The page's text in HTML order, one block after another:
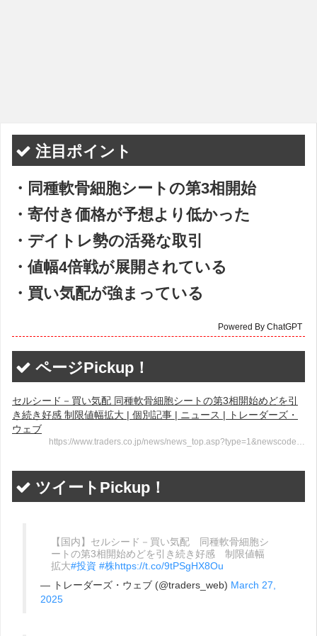
注目ポイント
・同種軟骨細胞シートの第3相開始
・寄付き価格が予想より低かった
・デイトレ勢の活発な取引
・値幅4倍戦が展開されている
・買い気配が強まっている
Powered By ChatGPT
ページPickup！
セルシード－買い気配 同種軟骨細胞シートの第3相開始めどを引
き続き好感 制限値幅拡大 | 個別記事 | ニュース | トレーダーズ・
ウェブ
https://www.traders.co.jp/news/news_top.asp?type=1&newscode…
ツイートPickup！
【国内】セルシード－買い気配 同種軟骨細胞シ
ートの第3相開始めどを引き続き好感 制限値幅
拡大#投資 #株https://t.co/9tPSgHX8Ou
— トレーダーズ・ウェブ (@traders_web) March 27,
2025